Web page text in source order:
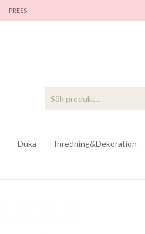
PRESS
Duka Inredning&Dekoration